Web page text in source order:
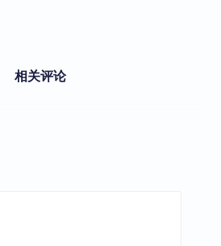
相关评论